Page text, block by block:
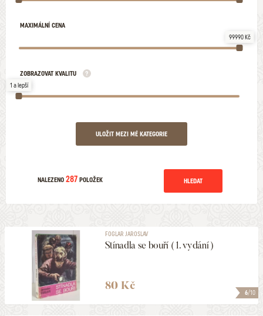
MAXIMÁLNÍ CENA
99990 Kč
ZOBRAZOVAT KVALITU
1 a lepší
ULOŽIT MEZI MÉ KATEGORIE
NALEZENO 287POLOŽEK HLEDAT
6/10
FOGLAR JAROSLAV
Stínadla se bouří ( 1. vydání )
80 Kč